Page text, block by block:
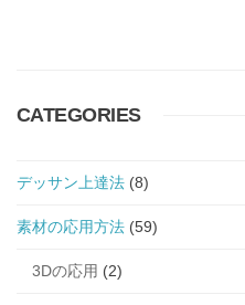
CATEGORIES
デッサン上達法 (8)
素材の応用方法 (59)
3Dの応用 (2)